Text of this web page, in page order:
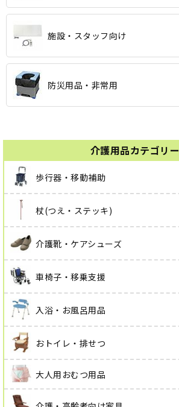
介護用品カテゴリー
歩行器・移動補助
杖(つえ・ステッキ)
介護靴・ケアシューズ
車椅子・移乗支援
入浴・お風呂用品
おトイレ・排せつ
大人用おむつ用品
施設・スタッフ向け
防災用品・非常用